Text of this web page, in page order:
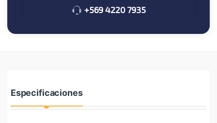
+569 4220 7935
Especificaciones